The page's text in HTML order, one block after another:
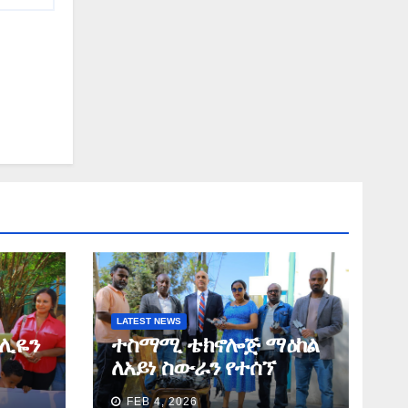
LATEST NEWS
ተስማሚ ቴክኖሎጅ ማዕከል
ለአይነ ስውራን የተሰኘ
ድርጅት ለአማራ ክልል
FEB 4, 2026